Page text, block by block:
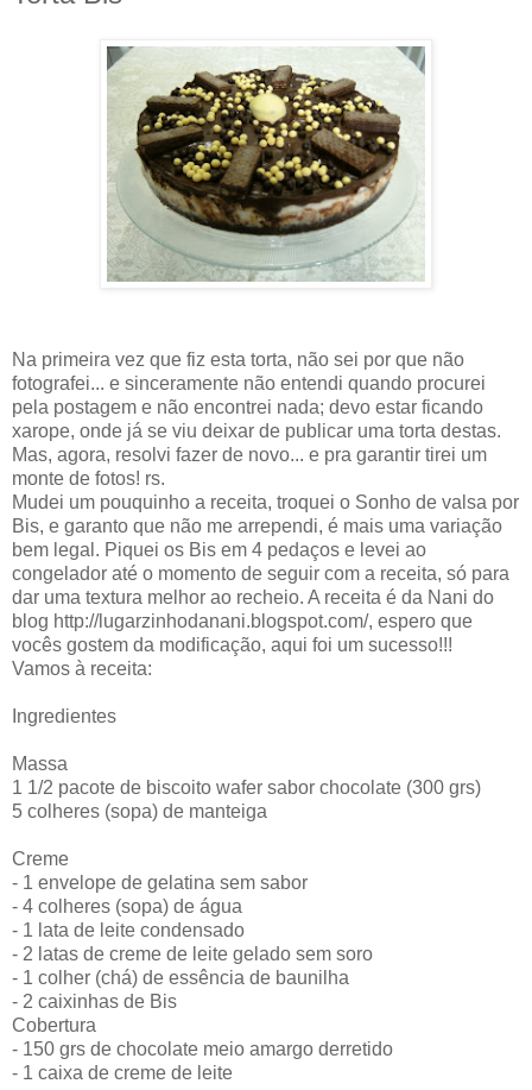
Na primeira vez que fiz esta torta, não sei por que não
fotografei... e sinceramente não entendi quando procurei
pela postagem e não encontrei nada; devo estar ficando
xarope, onde já se viu deixar de publicar uma torta destas.
Mas, agora, resolvi fazer de novo... e pra garantir tirei um
monte de fotos! rs.
Mudei um pouquinho a receita, troquei o Sonho de valsa por
Bis, e garanto que não me arrependi, é mais uma variação
bem legal. Piquei os Bis em 4 pedaços e levei ao
congelador até o momento de seguir com a receita, só para
dar uma textura melhor ao recheio. A receita é da Nani do
blog http://lugarzinhodanani.blogspot.com/, espero que
vocês gostem da modificação, aqui foi um sucesso!!!
Vamos à receita:
Ingredientes
Massa
1 1/2 pacote de biscoito wafer sabor chocolate (300 grs)
5 colheres (sopa) de manteiga
Creme
- 1 envelope de gelatina sem sabor
- 4 colheres (sopa) de água
- 1 lata de leite condensado
- 2 latas de creme de leite gelado sem soro
- 1 colher (chá) de essência de baunilha
- 2 caixinhas de Bis
Cobertura
- 150 grs de chocolate meio amargo derretido
- 1 caixa de creme de leite